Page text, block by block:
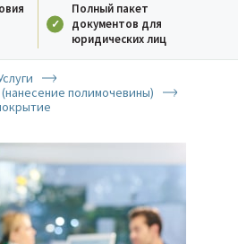
Полный пакет
документов для
юридических лиц
полимочевины)